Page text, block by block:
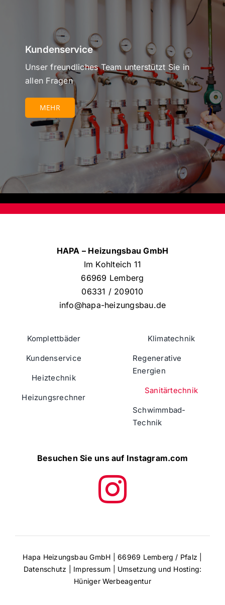
Kundenservice
Unser freundliches Team unterstützt Sie in
allen Fragen
MEHR
HAPA – Heizungsbau GmbH
Im Kohlteich 11
66969 Lemberg
06331 / 209010
info@hapa-heizungsbau.de
Komplettbäder
Kundenservice
Heiztechnik
Heizungsrechner
Klimatechnik
Regenerative
Energien
Sanitärtechnik
Schwimmbad-
Technik
Besuchen Sie uns auf Instagram.com
Hapa Heizungsbau GmbH | 66969 Lemberg / Pfalz |
Datenschutz
Impressum | Umsetzung und Hosting:
Hüniger Werbeagentur